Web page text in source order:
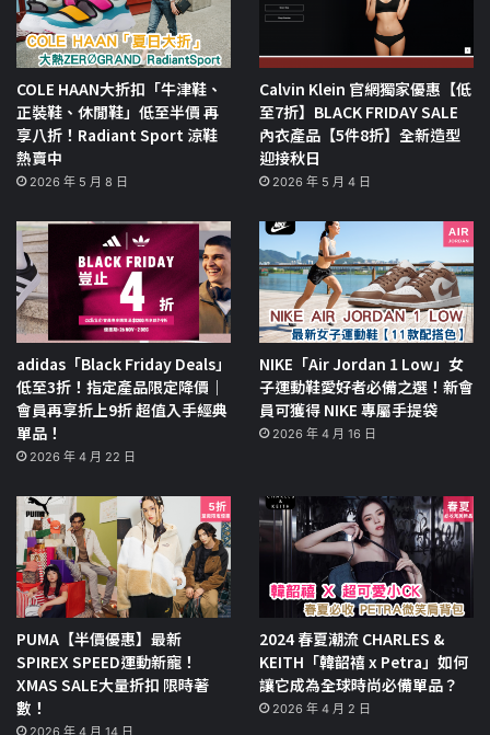
COLE HAAN大折扣「牛津鞋、
正裝鞋、休閒鞋」低至半價 再
享八折！Radiant Sport 涼鞋
熱賣中
2026 年 5 月 8 日
Calvin Klein 官網獨家優惠【低
至7折】BLACK FRIDAY SALE
內衣產品【5件8折】全新造型
迎接秋日
2026 年 5 月 4 日
adidas「Black Friday Deals」
低至3折！指定產品限定降價｜
會員再享折上9折 超值入手經典
單品！
2026 年 4 月 22 日
NIKE「Air Jordan 1 Low」女
子運動鞋愛好者必備之選！新會
員可獲得 NIKE 專屬手提袋
2026 年 4 月 16 日
PUMA【半價優惠】最新
SPIREX SPEED運動新寵！
XMAS SALE大量折扣 限時著
數！
2026 年 4 月 14 日
2024 春夏潮流 CHARLES &
KEITH「韓韶禧 x Petra」如何
讓它成為全球時尚必備單品？
2026 年 4 月 2 日